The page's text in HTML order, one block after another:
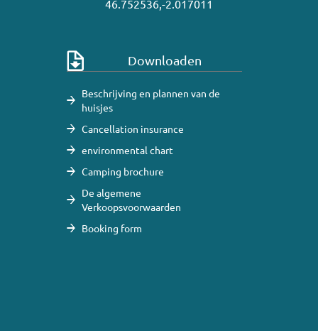
46.752536,-2.017011
Downloaden
Beschrijving en plannen van de
huisjes
Cancellation insurance
environmental chart
Camping brochure
De algemene
Verkoopsvoorwaarden
Booking form